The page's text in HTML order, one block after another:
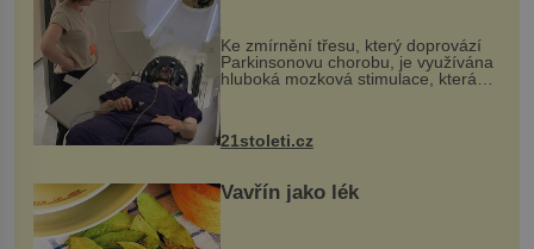
Ke zmírnění třesu, který doprovází
Parkinsonovu chorobu, je využívána
hluboká mozková stimulace, která
však vyžaduje vysoce invazivní
k dostatečně přesnému zacílení ...
21stoleti.cz
Vavřín jako lék